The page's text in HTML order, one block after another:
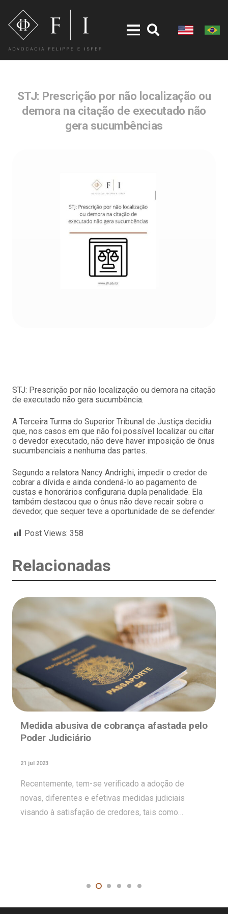
STJ: Prescrição por não localização ou
demora na citação de executado não
gera sucumbências
STJ: Prescrição por não localização ou demora na citação
de executado não gera sucumbência.
A Terceira Turma do Superior Tribunal de Justiça decidiu
que, nos casos em que não foi possível localizar ou citar
o devedor executado, não deve haver imposição de ônus
sucumbenciais a nenhuma das partes.
Segundo a relatora Nancy Andrighi, impedir o credor de
cobrar a dívida e ainda condená-lo ao pagamento de
custas e honorários configuraria dupla penalidade. Ela
também destacou que o ônus não deve recair sobre o
devedor, que sequer teve a oportunidade de se defender.
Post Views: 358
Relacionadas
Medida abusiva de cobrança afastada pelo
Poder Judiciário
21 jul 2023
Recentemente, tem-se verificado a adoção de
novas, diferentes e efetivas medidas judiciais
visando à satisfação de credores, tais como…